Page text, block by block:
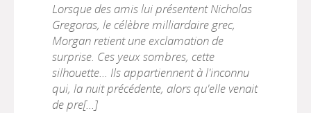
Lorsque des amis lui présentent Nicholas
Gregoras, le célèbre milliardaire grec,
Morgan retient une exclamation de
surprise. Ces yeux sombres, cette
silhouette... Ils appartiennent à l'inconnu
qui, la nuit précédente, alors qu'elle venait
de pre[...]